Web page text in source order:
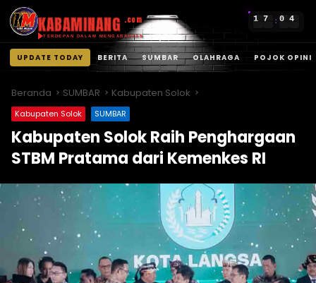
KABAMINANG .com
TERDEPAN DALAM MENGABARKAN
1 7 : 0 4
UPDATE TODAY BERITA SUMBAR OLAHRAGA POJOK OPINI
konten
Beranda SUMBAR Kabupaten Solok
Kabupaten Solok SUMBAR
Kabupaten Solok Raih Penghargaan
STBM Pratama dari Kemenkes RI